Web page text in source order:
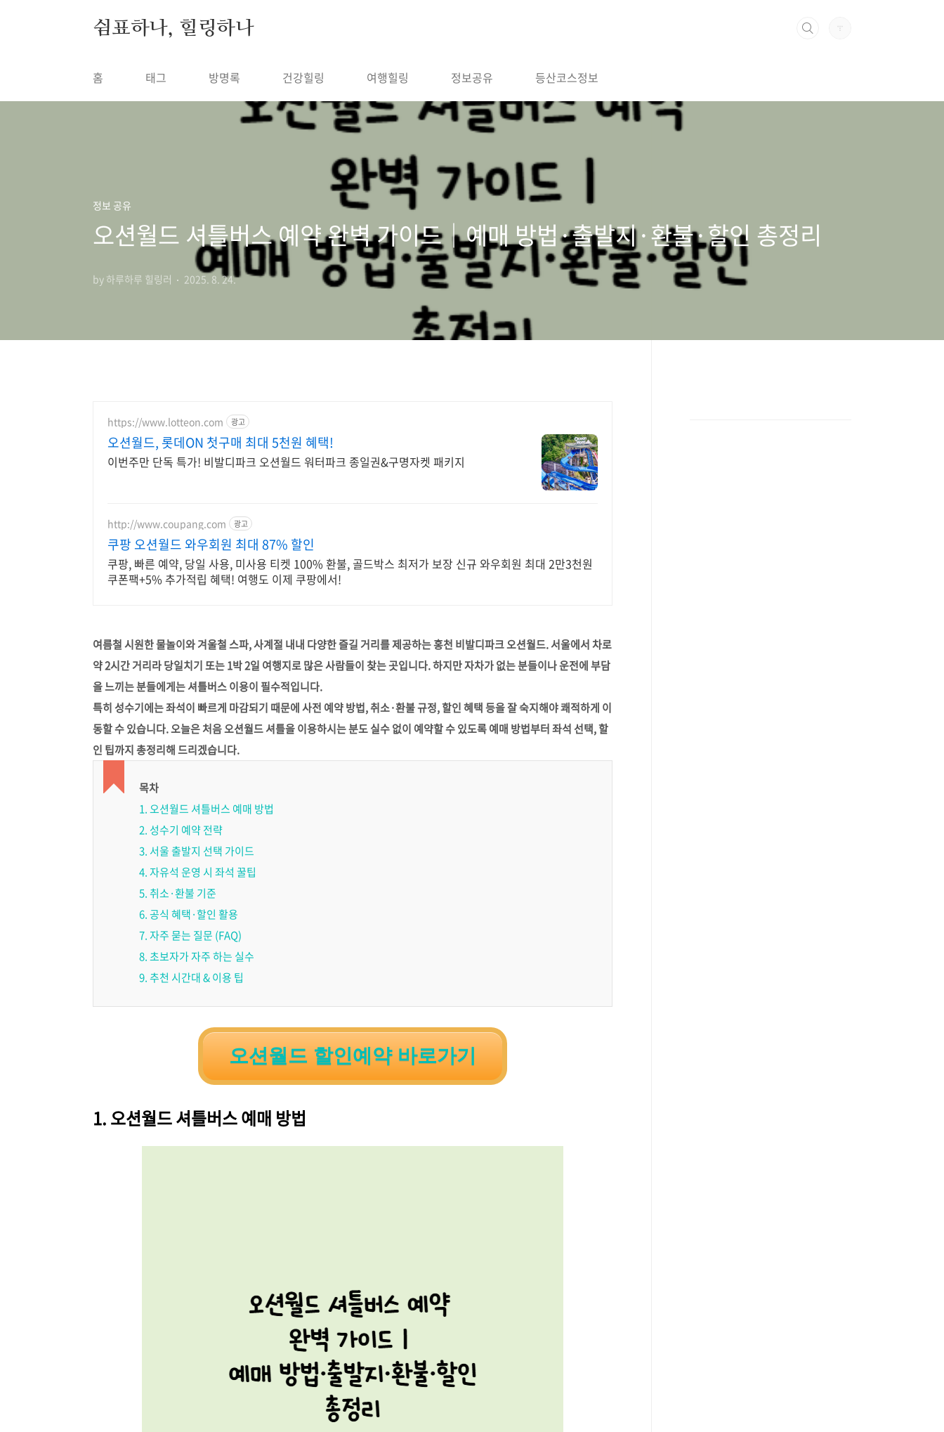
쉼표하나, 힐링하나
홈 태그 방명록 건강힐링 여행힐링 정보공유 등산코스정보
정보 공유
오션월드 셔틀버스 예약 완벽 가이드｜예매 방법·출발지·환불·할인 총정리
by 하루하루 힐링러 2025. 8. 24.
https://www.lotteon.com 광고
오션월드, 롯데ON 첫구매 최대 5천원 혜택!
이번주만 단독 특가! 비발디파크 오션월드 워터파크 종일권&구명자켓 패키지
http://www.coupang.com 광고
쿠팡 오션월드 와우회원 최대 87% 할인
쿠팡, 빠른 예약, 당일 사용, 미사용 티켓 100% 환불, 골드박스 최저가 보장 신규 와우회원 최대 2만3천원
쿠폰팩+5% 추가적립 혜택! 여행도 이제 쿠팡에서!
여름철 시원한 물놀이와 겨울철 스파, 사계절 내내 다양한 즐길 거리를 제공하는 홍천 비발디파크 오션월드. 서울에서 차로
약 2시간 거리라 당일치기 또는 1박 2일 여행지로 많은 사람들이 찾는 곳입니다. 하지만 자차가 없는 분들이나 운전에 부담
을 느끼는 분들에게는 셔틀버스 이용이 필수적입니다.
특히 성수기에는 좌석이 빠르게 마감되기 때문에 사전 예약 방법, 취소·환불 규정, 할인 혜택 등을 잘 숙지해야 쾌적하게 이
동할 수 있습니다. 오늘은 처음 오션월드 셔틀을 이용하시는 분도 실수 없이 예약할 수 있도록 예매 방법부터 좌석 선택, 할
인 팁까지 총정리해 드리겠습니다.
목차
1. 오션월드 셔틀버스 예매 방법
2. 성수기 예약 전략
3. 서울 출발지 선택 가이드
4. 자유석 운영 시 좌석 꿀팁
5. 취소·환불 기준
6. 공식 혜택·할인 활용
7. 자주 묻는 질문 (FAQ)
8. 초보자가 자주 하는 실수
9. 추천 시간대 & 이용 팁
오션월드 할인예약 바로가기
1. 오션월드 셔틀버스 예매 방법